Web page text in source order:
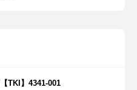
TKI】4341-001